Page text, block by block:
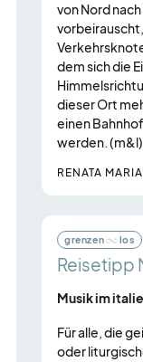
von Nord
dem sich die
dieser Ort
einen
werden. (m&l)
RENATA
grenzen los
Reisetipp
Musik im
Für alle, die
oder